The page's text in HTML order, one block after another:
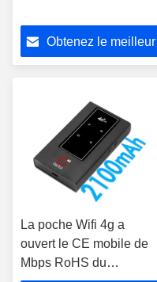
Obtenez le meilleur
La poche Wifi 4g a
ouvert le CE mobile de
Mbps RoHS du